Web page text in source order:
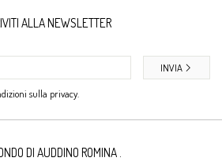
ALLA NEWSLETTER
sulla privacy.
INVIA
DI AUDDINO ROMINA .